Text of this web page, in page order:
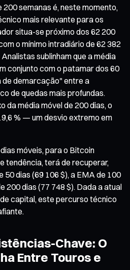
200 semanas é, neste momento,
mais relevante para os
situa-se próximo dos 62 200
o mínimo intradiário de 62 382
sublinham que a média
conjunto com o patamar dos 60
de demarcação" entre a
de quedas mais profundas.
da média móvel de 200 dias, o
% — um desvio extremo em
móveis, para o Bitcoin
tendência, terá de recuperar,
50 dias (69 106 $), a EMA de 100
200 dias (77 748 $). Dada a atual
capital, este percurso técnico
Chave: O
Entre Touros e